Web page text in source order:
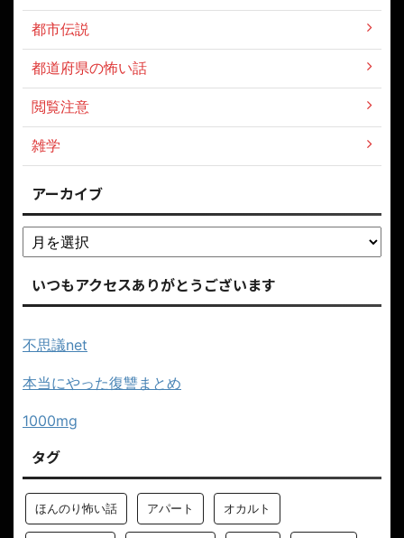
都市伝説
都道府県の怖い話
閲覧注意
雑学
アーカイブ
いつもアクセスありがとうございます
不思議net
本当にやった復讐まとめ
1000mg
タグ
ほんのり怖い話 アパート オカルト